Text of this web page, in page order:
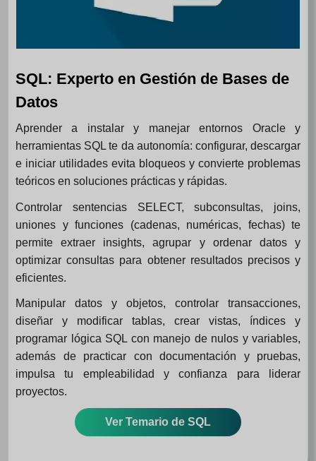
SQL: Experto en Gestión de Bases de
Datos
Aprender a instalar y manejar entornos Oracle y
herramientas SQL te da autonomía: configurar, descargar
e iniciar utilidades evita bloqueos y convierte problemas
teóricos en soluciones prácticas y rápidas.
Controlar sentencias SELECT, subconsultas, joins,
uniones y funciones (cadenas, numéricas, fechas) te
permite extraer insights, agrupar y ordenar datos y
optimizar consultas para obtener resultados precisos y
eficientes.
Manipular datos y objetos, controlar transacciones,
diseñar y modificar tablas, crear vistas, índices y
programar lógica SQL con manejo de nulos y variables,
además de practicar con documentación y pruebas,
impulsa tu empleabilidad y confianza para liderar
proyectos.
Ver Temario de SQL